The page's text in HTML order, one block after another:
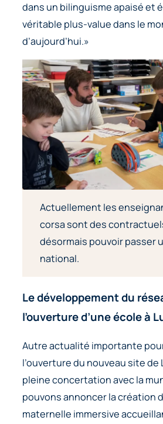
dans un bilinguisme apaisé et
véritable plus-value dans le
d’aujourd’hui.»
Actuellement les
corsa sont des
désormais pouvoir passer
national.
Le développement du
l’ouverture d’une école à
Autre actualité importante
l’ouverture du nouveau site de
pleine concertation avec la
pouvons annoncer la création
maternelle immersive